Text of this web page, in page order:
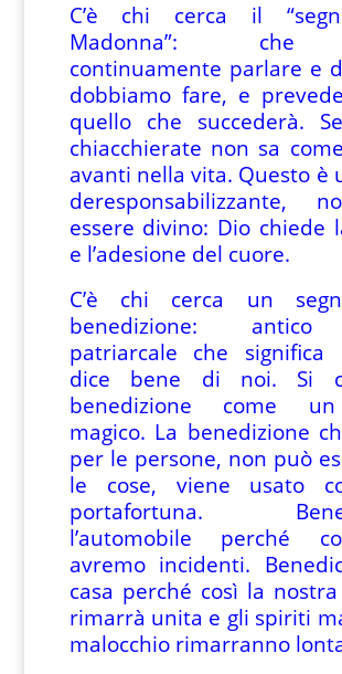
C’è chi cerca il
Madonna”: che
continuamente parlare e
dobbiamo fare, e
quello che succederà.
chiacchierate non sa
avanti nella vita. Questo è
deresponsabilizzante,
essere divino: Dio chiede
e l’adesione del cuore.
C’è chi cerca un
benedizione: antico
patriarcale che significa
dice bene di noi. Si
benedizione come
magico. La benedizione
per le persone, non può
le cose, viene usato
portafortuna.
l’automobile perché
avremo incidenti.
casa perché così la
rimarrà unita e gli spiriti
malocchio rimarranno